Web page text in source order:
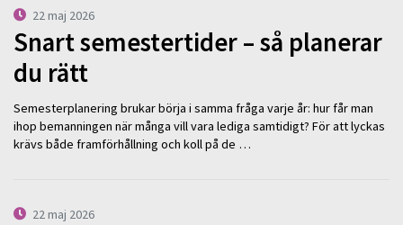
22 maj 2026
Snart semestertider – så planerar
du rätt
Semesterplanering brukar börja i samma fråga varje år: hur får man
ihop bemanningen när många vill vara lediga samtidigt? För att lyckas
krävs både framförhållning och koll på de …
22 maj 2026